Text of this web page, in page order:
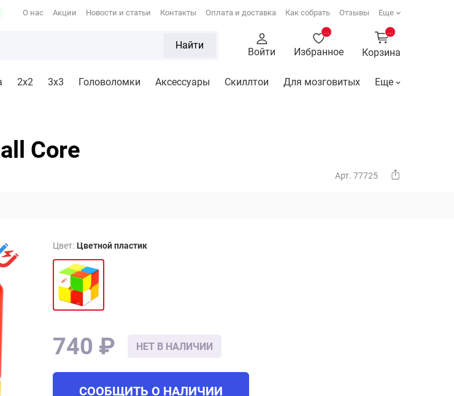
О нас Акции Новости и статьи Контакты Оплата и доставка Как собрать Отзывы Еще
Найти
Войти Избранное Корзина
2x2 3х3 Головоломки Аксессуары Скиллтои Для мозговитых Еще
Core
Арт. 77725
Цвет: Цветной пластик
НЕТ В НАЛИЧИИ
740 ₽
СООБЩИТЬ О НАЛИЧИИ